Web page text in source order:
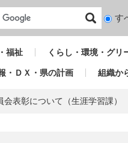
検
対
す
福祉 くらし・環境・グリ
・ＤＸ・県の計画 組織か
表彰について（生涯学習課）